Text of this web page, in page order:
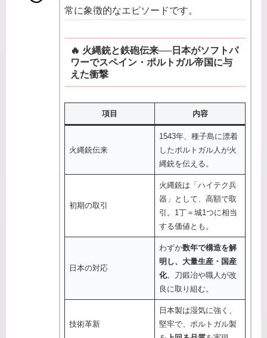
常に象徴的なエピソードです。
🔥 火縄銃と鉄砲伝来──日本がソフトパ
ワーでスペイン・ポルトガル帝国に与
えた衝撃
項目 内容
火縄銃伝来
1543年、種子島に漂着
したポルトガル人が火
縄銃を伝える。
初期の取引
火縄銃は「ハイテク兵
器」として、高額で取
引。1丁＝城1つに相当
する価値とも。
日本の対応
わずか数年で構造を解
明し、大量生産・国産
化。刀鍛冶や職人が改
良に取り組む。
技術革新
日本製は湿気に強く、
堅牢で、ポルトガル製